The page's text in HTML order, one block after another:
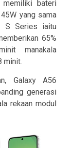
bateri
yang sama
S Series iaitu
65%
manakala
minit.
Galaxy A56
generasi
rekaan modul